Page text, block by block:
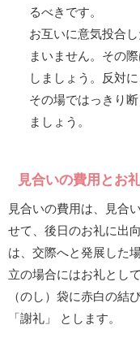
るべきです。
お互いに意気投合
まいません。その
しましょう。反対
その場ではっきり
ましょう。
見合いの費用とお
見合いの費用は、見合
せて、後日のお礼に出
は、交際へと発展した
立の場合にはお礼とし
（のし）袋に赤白の結
「謝礼」 とします。